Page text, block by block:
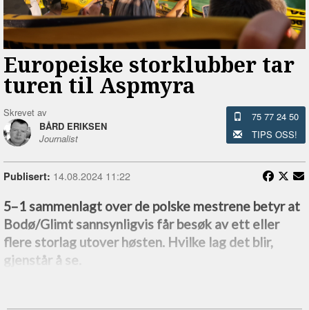
Europeiske storklubber tar
turen til Aspmyra
Skrevet av
BÅRD ERIKSEN
Journalist
75 77 24 50
TIPS OSS!
Publisert: 14.08.2024 11:22
5–1 sammenlagt over de polske mestrene betyr at
Bodø/Glimt sannsynligvis får besøk av ett eller
flere storlag utover høsten. Hvilke lag det blir,
gjenstår å se.